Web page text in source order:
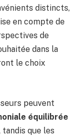
distincts,
en compte de
de
dans la
le choix
peuvent
équilibrée
que les